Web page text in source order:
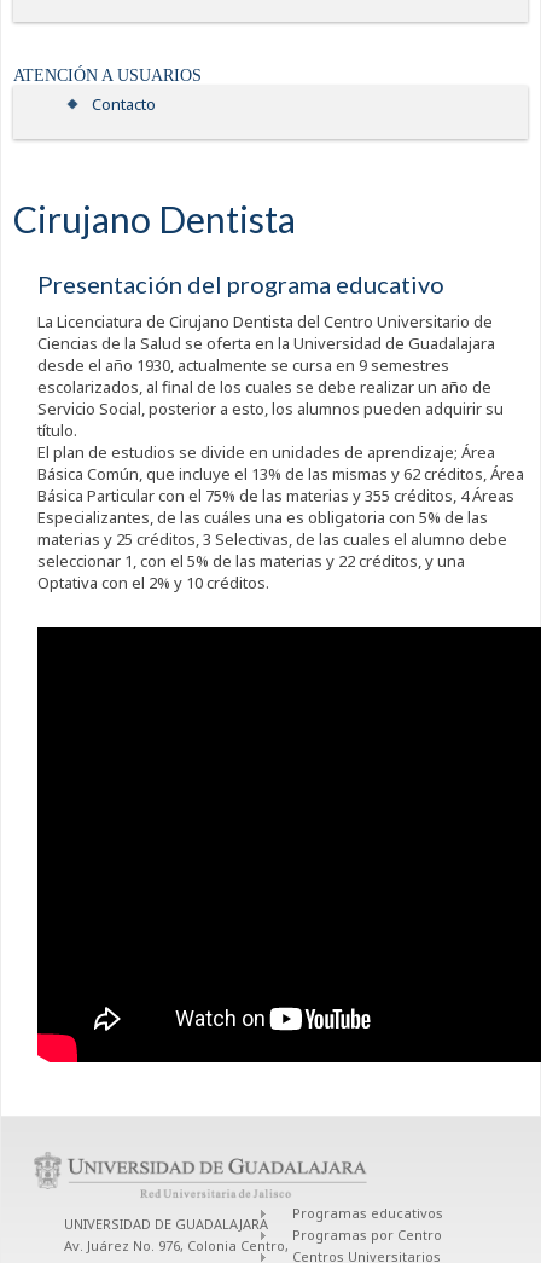
ATENCIÓN A USUARIOS
Contacto
Cirujano Dentista
Presentación del programa educativo
La Licenciatura de Cirujano Dentista del Centro Universitario de
Ciencias de la Salud se oferta en la Universidad de Guadalajara
desde el año 1930, actualmente se cursa en 9 semestres
escolarizados, al final de los cuales se debe realizar un año de
Servicio Social, posterior a esto, los alumnos pueden adquirir su
título.
El plan de estudios se divide en unidades de aprendizaje; Área
Básica Común, que incluye el 13% de las mismas y 62 créditos, Área
Básica Particular con el 75% de las materias y 355 créditos, 4 Áreas
Especializantes, de las cuáles una es obligatoria con 5% de las
materias y 25 créditos, 3 Selectivas, de las cuales el alumno debe
seleccionar 1, con el 5% de las materias y 22 créditos, y una
Optativa con el 2% y 10 créditos.
UNIVERSIDAD DE GUADALAJARA
Av. Juárez No. 976, Colonia Centro,
Programas educativos
Programas por Centro
Centros Universitarios